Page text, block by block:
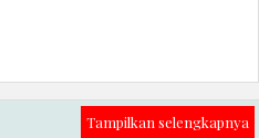
Tampilkan selengkapnya